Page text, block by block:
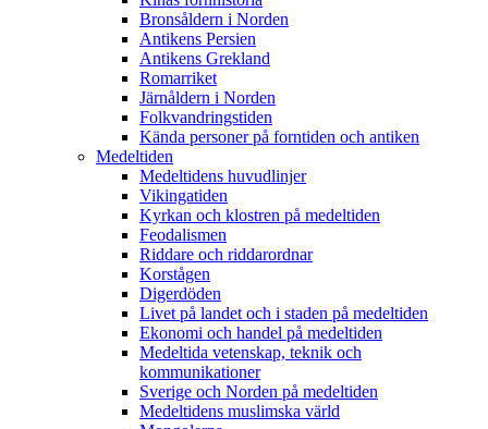
Bronsåldern i Norden
Antikens Persien
Antikens Grekland
Romarriket
Järnåldern i Norden
Folkvandringstiden
Kända personer på forntiden och antiken
Medeltiden
Medeltidens huvudlinjer
Vikingatiden
Kyrkan och klostren på medeltiden
Feodalismen
Riddare och riddarordnar
Korstågen
Digerdöden
Livet på landet och i staden på medeltiden
Ekonomi och handel på medeltiden
Medeltida vetenskap, teknik och
kommunikationer
Sverige och Norden på medeltiden
Medeltidens muslimska värld